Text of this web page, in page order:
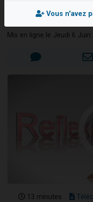
Rav Mordehai
Mis en ligne le Jeudi 6 Juin
13 minutes
Vous n'avez